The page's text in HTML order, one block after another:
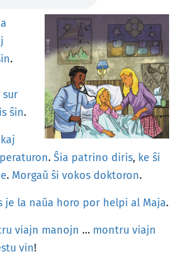
.
sur
ŝin.
kaj
. Ŝia patrino diris, ke ŝi
. Morgaŭ ŝi vokos doktoron.
je la naŭa horo por helpi al Maja.
viajn manojn … montru viajn
vin!